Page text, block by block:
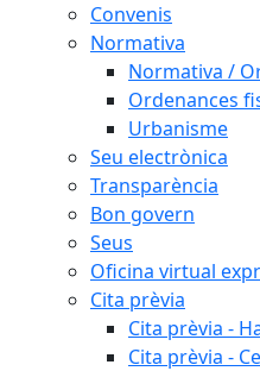
Convenis
Normativa
Normativa /
Ordenances
Urbanisme
Seu electrònica
Transparència
Bon govern
Seus
Oficina virtual
Cita prèvia
Cita prèvia -
Cita prèvia -